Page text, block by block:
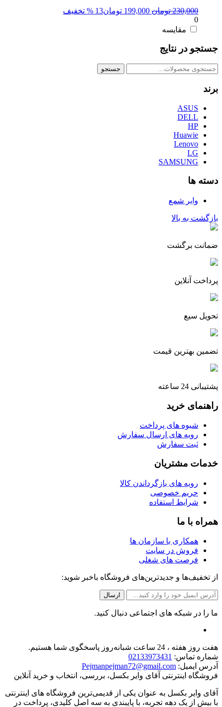
230,000 تومان قیمت
199,000 تومان13 % تخفیف
0
مقایسه
جستجو در نتایج
جستجو
جستجو
برند
ASUS
DELL
HP
Huawie
Lenovo
LG
SAMSUNG
دسته ها
وایر شمع
بازگشت به بالا
ضمانت برگشت
پرداخت آنلاین
تحویل سیع
تضمین بهترین قیمت
پشتیبانی 24 ساعته
راهنمای خرید
شیوه های پرداخت
رویه های ارسال سفارش
ثبت سفارش
خدمات مشتریان
رویه های بازگرداندن کالا
حریم خصوصی
شرایط استفاده
همراه با ما
همکاری با سازمان ها
فروش در سایت
فرصت های شغلی
از تخفیف‌ها و جدیدترین‌های فروشگاه باخبر شوید:
ما را در شبکه های اجتماعی دنبال کنید.
هفت روز هفته ، 24 ساعت شبانه‌روز پاسخگوی شما هستیم.
شماره تماس: 02133973431
آدرس ایمیل: Pejmanpejman72@gmail.com
فروشگاه اینترنتی آقای وایر بکسل، بررسی، انتخاب و خرید آنلاین
آقای وایر بکسل به عنوان یکی از قدیمی‌ترین فروشگاه های اینترنتی
با بیش از یک دهه تجربه، با پایبندی به سه اصل کلیدی، پرداخت در